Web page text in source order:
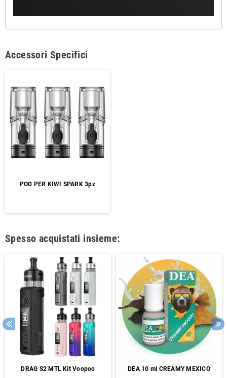
Accessori Specifici
POD PER KIWI SPARK 3pz
Spesso acquistati insieme:
DRAG S2 MTL Kit Voopoo DEA 10 ml CREAMY MEXICO